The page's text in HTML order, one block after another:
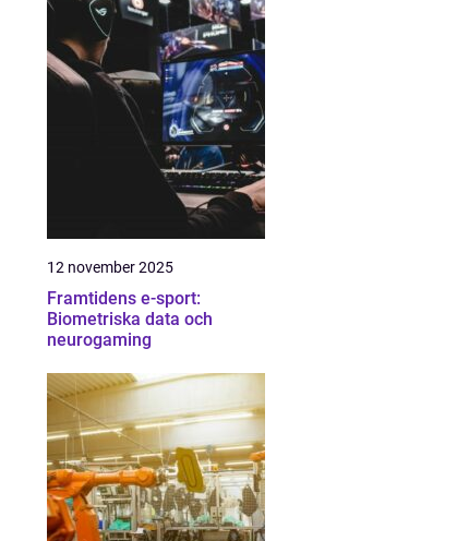
12 november 2025
Framtidens e-sport:
Biometriska data och
neurogaming